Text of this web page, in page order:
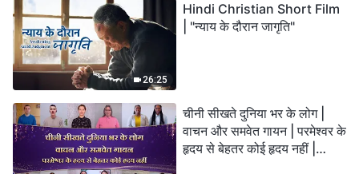
26:25
Hindi Christian Short Film
| "न्याय के दौरान जागृति"
चीनी सीखते दुनिया भर के लोग |
वाचन और समवेत गायन | परमेश्वर के
हृदय से बेहतर कोई हृदय नहीं |